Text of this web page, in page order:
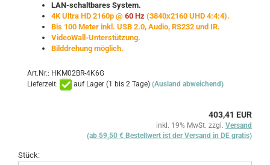
LAN-schaltbares System.
4K Ultra HD 2160p @ 60 Hz (3840x2160 UHD 4:4:4).
Bis 100 Meter inkl. USB 2.0, Audio, RS232 und IR.
VideoWall-Unterstützung.
Bilddrehung möglich.
Art.Nr.: HKM02BR-4K6G
Lieferzeit:
auf Lager (1 bis 2 Tage) (Ausland abweichend)
403,41 EUR
inkl. 19% MwSt. zzgl. Versand
(ab 59,50 € Bestellwert ist der Versand in DE gratis)
Stück: